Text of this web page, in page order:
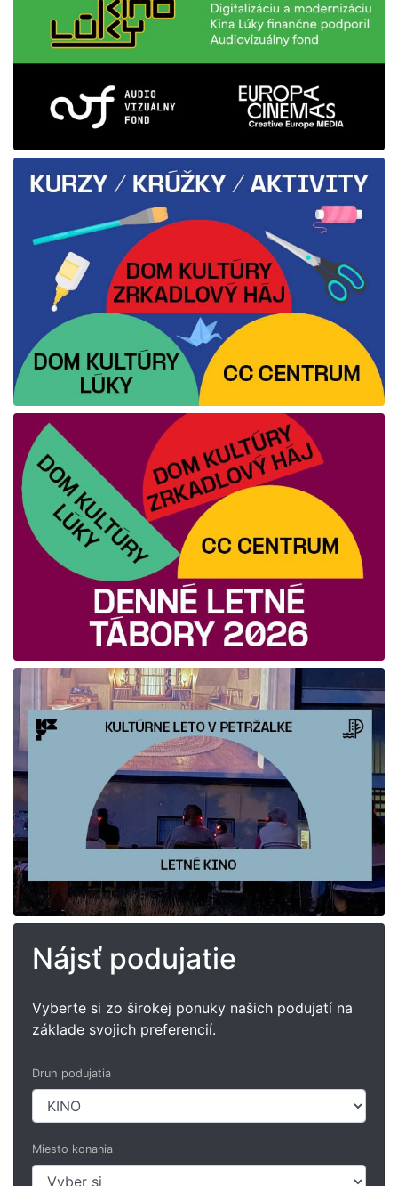
Nájsť podujatie
Vyberte si zo širokej ponuky našich podujatí na
základe svojich preferencií.
Druh podujatia
Miesto konania